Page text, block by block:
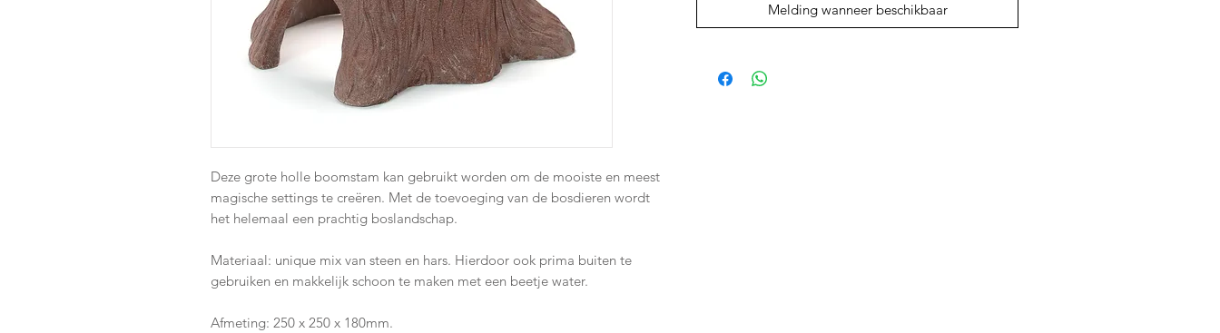
Deze grote holle boomstam kan gebruikt worden om de mooiste en meest
magische settings te creëren. Met de toevoeging van de bosdieren wordt
het helemaal een prachtig boslandschap.
Materiaal: unique mix van steen en hars. Hierdoor ook prima buiten te
gebruiken en makkelijk schoon te maken met een beetje water.
Afmeting: 250 x 250 x 180mm.
Melding wanneer beschikbaar